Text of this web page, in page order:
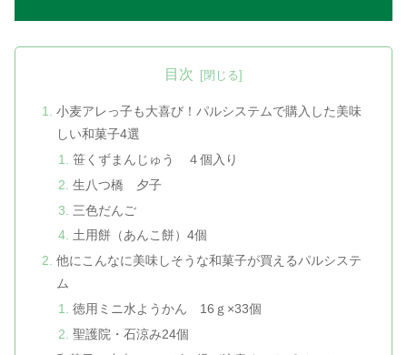
目次
小麦アレっ子も大喜び！パルシステムで購入した美味
しい和菓子4選
笹くずまんじゅう ４個入り
生八つ橋 夕子
三色だんご
土用餅（あんこ餅）4個
他にこんなに美味しそうな和菓子が買えるパルシステ
ム
徳用ミニ水ようかん 16ｇ×33個
聖護院・石涼み24個